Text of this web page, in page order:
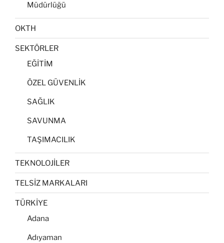
Müdürlüğü
OKTH
SEKTÖRLER
EĞİTİM
ÖZEL GÜVENLİK
SAĞLIK
SAVUNMA
TAŞIMACILIK
TEKNOLOJİLER
TELSİZ MARKALARI
TÜRKİYE
Adana
Adıyaman